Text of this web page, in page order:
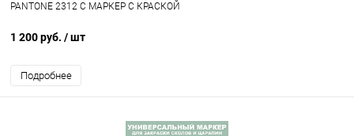
PANTONE 2312 C МАРКЕР С КРАСКОЙ
1 200 руб. / шт
Подробнее